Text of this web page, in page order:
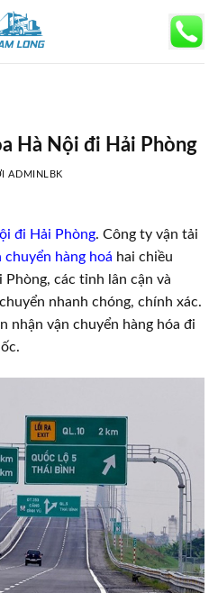
Hà Nội đi Hải Phòng
ADMINLBK
đi Hải Phòng. Công ty vận tải
chuyển hàng hoá hai chiều
các tỉnh lân cận và
nhanh chóng, chính xác.
nhận vận chuyển hàng hóa đi